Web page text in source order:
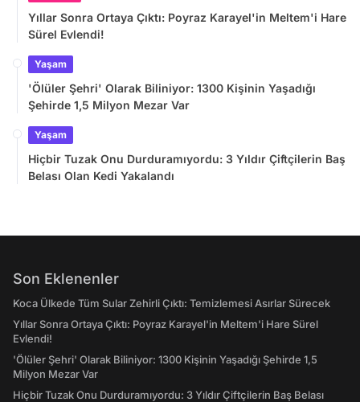
Yıllar Sonra Ortaya Çıktı: Poyraz Karayel'in Meltem'i Hare
Sürel Evlendi!
Yaşam
'Ölüler Şehri' Olarak Biliniyor: 1300 Kişinin Yaşadığı
Şehirde 1,5 Milyon Mezar Var
Yaşam
Hiçbir Tuzak Onu Durduramıyordu: 3 Yıldır Çiftçilerin Baş
Belası Olan Kedi Yakalandı
Son Eklenenler
Koca Ülkede Tüm Sular Zehirli Çıktı: Temizlemesi Asırlar Sürecek
Yıllar Sonra Ortaya Çıktı: Poyraz Karayel'in Meltem'i Hare Sürel
Evlendi!
'Ölüler Şehri' Olarak Biliniyor: 1300 Kişinin Yaşadığı Şehirde 1,5
Milyon Mezar Var
Hiçbir Tuzak Onu Durduramıyordu: 3 Yıldır Çiftçilerin Baş Belası